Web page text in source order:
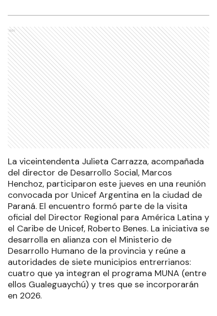
Ads
La viceintendenta Julieta Carrazza, acompañada
del director de Desarrollo Social, Marcos
Henchoz, participaron este jueves en una reunión
convocada por Unicef Argentina en la ciudad de
Paraná. El encuentro formó parte de la visita
oficial del Director Regional para América Latina y
el Caribe de Unicef, Roberto Benes. La iniciativa se
desarrolla en alianza con el Ministerio de
Desarrollo Humano de la provincia y reúne a
autoridades de siete municipios entrerrianos:
cuatro que ya integran el programa MUNA (entre
ellos Gualeguaychú) y tres que se incorporarán
en 2026.